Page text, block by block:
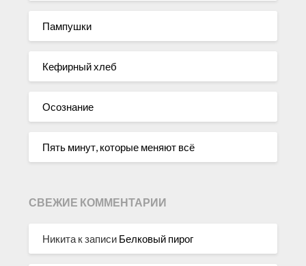
Пампушки
Кефирный хлеб
Осознание
Пять минут, которые меняют всё
СВЕЖИЕ КОММЕНТАРИИ
Никита к записи Белковый пирог